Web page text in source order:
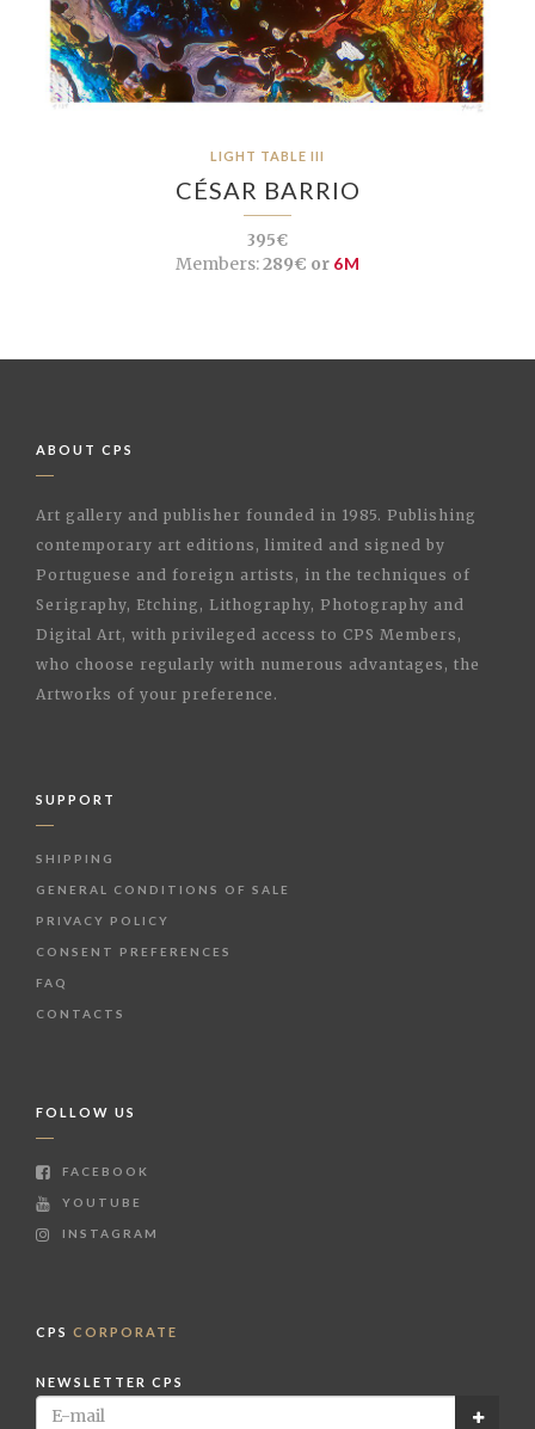
LIGHT TABLE III
CÉSAR BARRIO
395€
Members:289€ or 6M
ABOUT CPS
Art gallery and publisher founded in 1985. Publishing
contemporary art editions, limited and signed by
Portuguese and foreign artists, in the techniques of
Serigraphy, Etching, Lithography, Photography and
Digital Art, with privileged access to CPS Members,
who choose regularly with numerous advantages, the
Artworks of your preference.
SUPPORT
SHIPPING
GENERAL CONDITIONS OF SALE
PRIVACY POLICY
CONSENT PREFERENCES
FAQ
CONTACTS
FOLLOW US
FACEBOOK
YOUTUBE
INSTAGRAM
CPS CORPORATE
NEWSLETTER CPS